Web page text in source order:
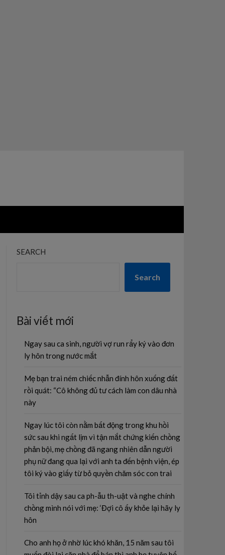
SEARCH
Search
Bài viết mới
Ngay sau ca sinh, người vợ run rẩy ký vào đơn
ly hôn trong nước mắt
Mẹ bạn trai ném chiếc nhẫn đính hôn xuống đất
rồi quát: “Cô không đủ tư cách làm con dâu nhà
này
Ngay lúc tôi còn nằm bất động trong khu hồi
sức sau khi ngất lịm vì tận mắt chứng kiến chồng
phản bội, mẹ chồng đã ngang nhiên dẫn người
phụ nữ đang qua lại với anh ta đến bệnh viện, ép
tôi ký vào giấy từ bỏ quyền chăm sóc con trai
Tôi tỉnh dậy sau ca ph-ẫu th-uật và nghe chính
chồng mình nói với mẹ: ‘Đợi cô ấy khỏe lại hãy ly
hôn
Cho anh họ ở nhờ lúc khó khăn, 15 năm sau tôi